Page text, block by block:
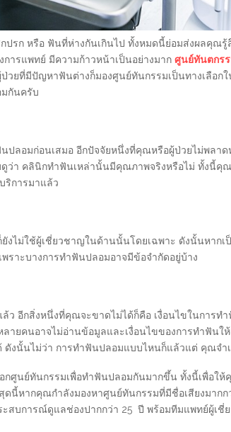
ก หรือ ฟันที่ห่างกันเกินไป ทั้งหมดนี้ย่อมส่งผลคุณรู้
ารแพทย์ มีความก้าวหน้าเป็นอย่างมาก ศูนย์ทันตกร
ยที่มีปัญหาฟันต่างก็มองศูนย์ทันกรรมเป็นทางเลือก
กันครับ
ลอมก่อนเสมอ อีกปัจจัยหนึ่งที่คุณหรือผู้ป่วยไม่พลาด
ว่า คลินิกทำฟันเหล่านั้นมีคุณภาพจริงหรือไม่ ทั้งนี้
ริการมาแล้ว
งไม่ใช้ผู้เชี่ยวชาญในด้านนั้นโดยเฉพาะ ดังนั้นหาก
ราะบางการทำฟันปลอมอาจมีข้อจำกัดอยู่บ้าง
ว อีกสิ่งหนึ่งที่คุณจะขาดไม่ได้ก็คือ เงื่อนไขในการ
ายคนอาจไม่อ่านข้อมูลและเงื่อนไขของการทำฟันใ
งนั้นไม่ว่า การทำฟันปลอมแบบไหนก็แล้วแต่ คุณจำ
อกศูนย์ทันกรรมเพื่อทำฟันปลอมกันมากขึ้น ทั้งนี้เพื่อ
นี้หากคุณกำลังมองหาศูนย์ทันกรรมที่มีชื่อเสียงมากก
สบการณ์ดูแลช่องปากกว่า 25 ปี พร้อมทีมแพทย์ผู้เชี่